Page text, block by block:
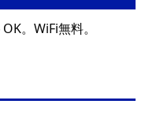
。WiFi無料。